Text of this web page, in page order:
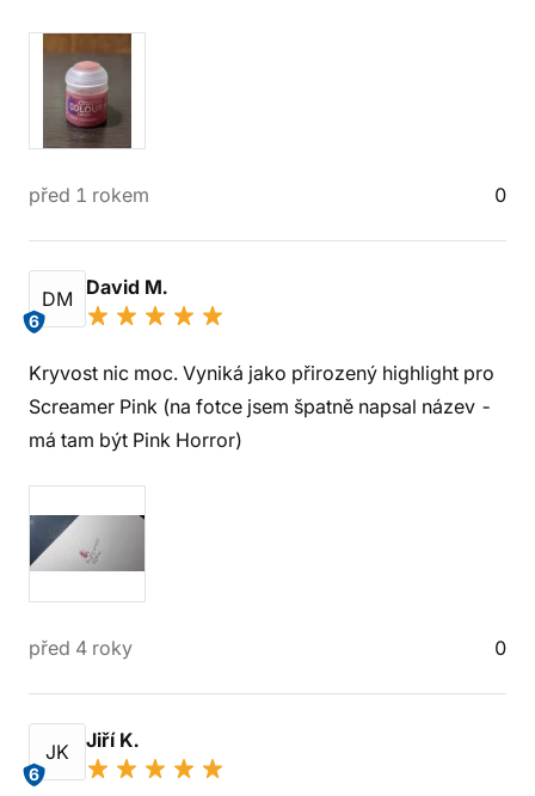
před 1 rokem 0
DM
6
David M.
Kryvost nic moc. Vyniká jako přirozený highlight pro
Screamer Pink (na fotce jsem špatně napsal název -
má tam být Pink Horror)
před 4 roky 0
JK
6
Jiří K.